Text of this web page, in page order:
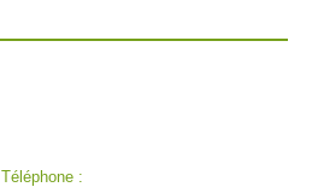
Téléphone :